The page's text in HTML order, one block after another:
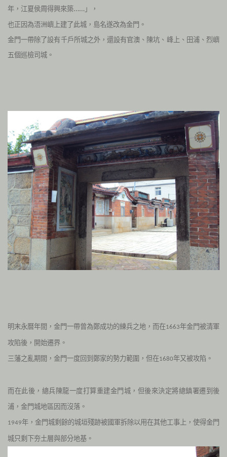
年，江夏侯周得興來築……」，
也正因為浯洲嶼上建了此城，島名遂改為金門。
金門一帶除了設有千戶所城之外，還設有官澳、陳坑、峰上、田浦、烈嶼
五個巡檢司城。
明末永曆年間，金門一帶曾為鄭成功的練兵之地，而在1663年金門被清軍
攻陷後，開始遷界。
三藩之亂期間，金門一度回到鄭家的勢力範圍，但在1680年又被攻陷。
而在此後，總兵陳龍一度打算重建金門城，但後來決定將總鎮署遷到後
浦，金門城地區因而沒落。
1949年，金門城剩餘的城垣殘跡被國軍拆除以用在其他工事上，使得金門
城只剩下夯土層與部分地基。